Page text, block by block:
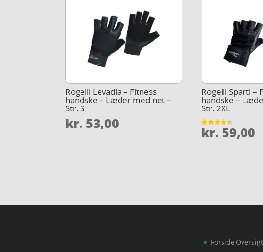
Rogelli Levadia – Fitness
handske – Læder med net –
Str. S
kr. 53,00
Rogelli Sparti –
handske –
Str. 2XL
Vurderet
4.4
kr. 59,00
Forside